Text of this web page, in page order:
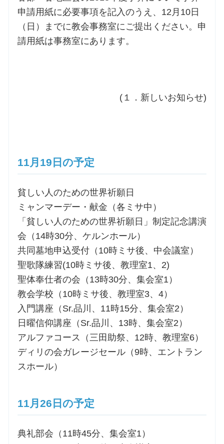
申請用紙に必要事項を記入のうえ、12月10日
（日）までに教会事務室にご提出ください。申
請用紙は事務室にあります。
(１．新しいお知らせ)
11月19日の予定
貧しい人のための世界祈願日
ミャンマーデー・献金（各ミサ中）
「貧しい人のための世界祈願日」制定記念講演
会（14時30分、ケルンホール）
共同墓地申込受付（10時ミサ後、中会議室）
聖歌隊練習(10時ミサ後、教理室1、2)
聖体奉仕者の会（13時30分、集会室1）
教会学校（10時ミサ後、教理室3、4）
入門講座（Sr.品川、11時15分、集会室2）
日曜信仰講座（Sr.品川、13時、集会室2）
アルファコース（三田助祭、12時、教理室6）
ディリの会ガレージセール（9時、エントラン
スホール）
11月26日の予定
典礼部会（11時45分、集会室1）